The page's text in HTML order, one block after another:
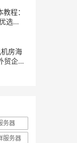
程：
选
房海
贸企业
务器
服务器